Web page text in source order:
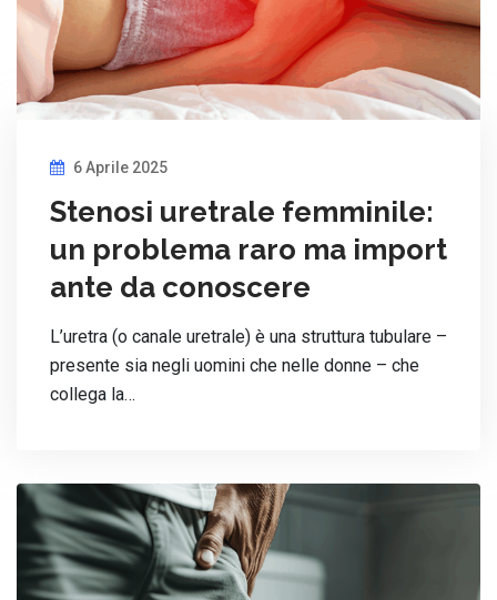
6 Aprile 2025
Stenosi uretrale femminile:
un problema raro ma import
ante da conoscere
L’uretra (o canale uretrale) è una struttura tubulare –
presente sia negli uomini che nelle donne – che
collega la…